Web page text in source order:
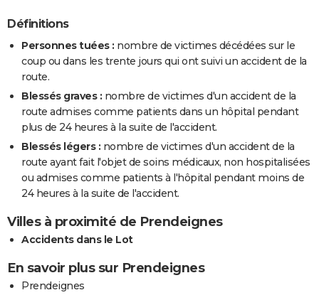
Définitions
Personnes tuées : nombre de victimes décédées sur le
coup ou dans les trente jours qui ont suivi un accident de la
route.
Blessés graves : nombre de victimes d'un accident de la
route admises comme patients dans un hôpital pendant
plus de 24 heures à la suite de l'accident.
Blessés légers : nombre de victimes d'un accident de la
route ayant fait l'objet de soins médicaux, non hospitalisées
ou admises comme patients à l'hôpital pendant moins de
24 heures à la suite de l'accident.
Villes à proximité de Prendeignes
Accidents dans le Lot
En savoir plus sur Prendeignes
Prendeignes